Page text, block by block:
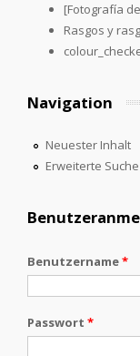
[Fotografía
Rasgos y
Navigation
Neuester Inhalt
Erweiterte Suche
Benutzername*
Passwort *